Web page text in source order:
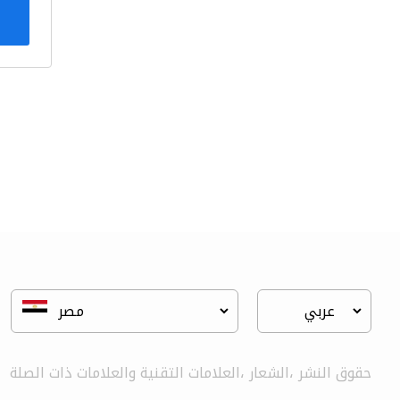
حقوق النشر ،الشعار ،العلامات التقنية والعلامات ذات الصلة